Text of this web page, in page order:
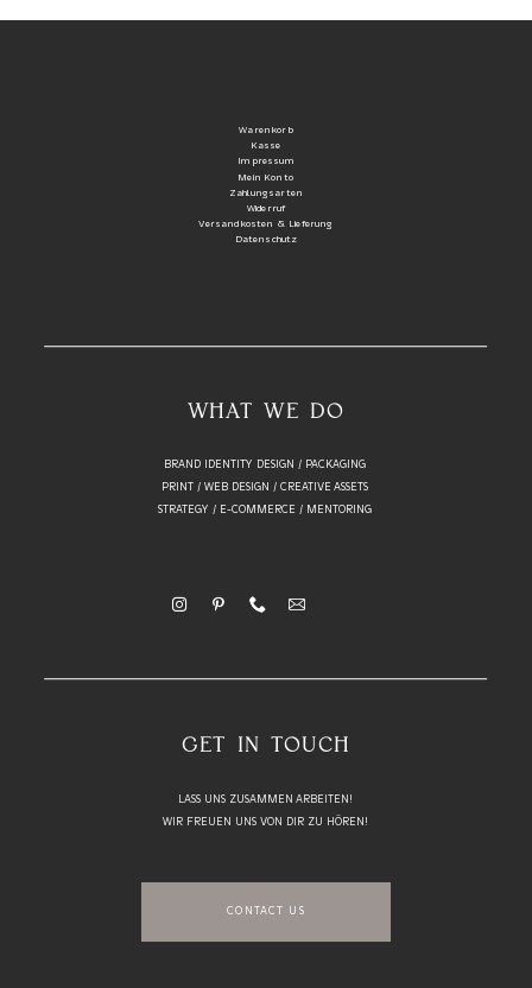
Warenkorb
Kasse
Impressum
Mein Konto
Zahlungsarten
Widerruf
Versandkosten & Lieferung
Datenschutz
GET IN TOUCH
WHAT WE DO
LASS UNS ZUSAMMEN ARBEITEN!
WIR FREUEN UNS VON DIR ZU HÖREN!
BRAND IDENTITY DESIGN / PACKAGING
PRINT / WEB DESIGN / CREATIVE ASSETS
STRATEGY / E-COMMERCE / MENTORING
CONTACT US